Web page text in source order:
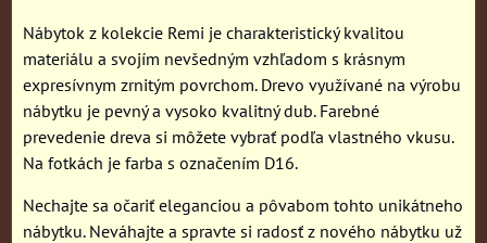
Nábytok z kolekcie Remi je charakteristický kvalitou
materiálu a svojím nevšedným vzhľadom s krásnym
expresívnym zrnitým povrchom. Drevo využívané na výrobu
nábytku je pevný a vysoko kvalitný dub. Farebné
prevedenie dreva si môžete vybrať podľa vlastného vkusu.
Na fotkách je farba s označením D16.
Nechajte sa očariť eleganciou a pôvabom tohto unikátneho
nábytku. Neváhajte a spravte si radosť z nového nábytku už